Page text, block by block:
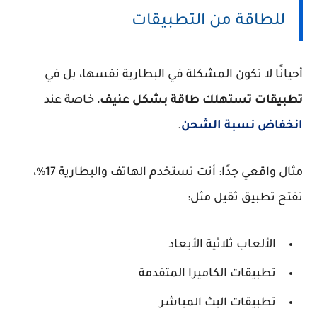
للطاقة من التطبيقات
أحيانًا لا تكون المشكلة في البطارية نفسها، بل في
تطبيقات تستهلك طاقة بشكل عنيف، خاصة عند
انخفاض نسبة الشحن.
مثال واقعي جدًا: أنت تستخدم الهاتف والبطارية 17%،
تفتح تطبيق ثقيل مثل:
الألعاب ثلاثية الأبعاد
تطبيقات الكاميرا المتقدمة
تطبيقات البث المباشر